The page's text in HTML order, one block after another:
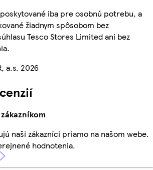
iba pre osobnú potrebu, a
žiadnym spôsobom bez
Tesco Stores Limited ani bez
a.s. 2026
naši zákazníci priamo na našom webe.
hodnotenia.